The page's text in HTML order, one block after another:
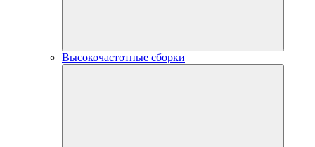
Высокочастотные сборки